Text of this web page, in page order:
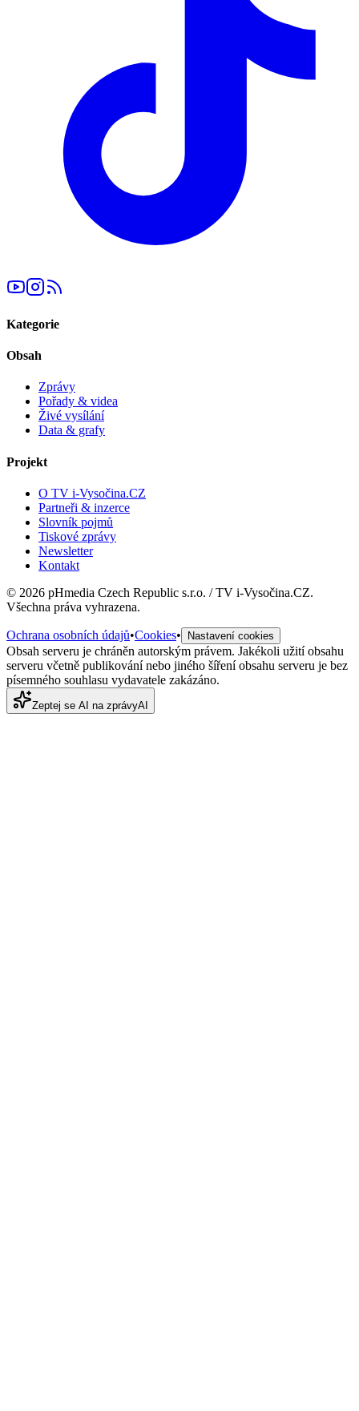
Kategorie
Obsah
Zprávy
Pořady & videa
Živé vysílání
Data & grafy
Projekt
O TV i-Vysočina.CZ
Partneři & inzerce
Slovník pojmů
Tiskové zprávy
Newsletter
Kontakt
© 2026 pHmedia Czech Republic s.r.o. / TV i-Vysočina.CZ.
Všechna práva vyhrazena.
Ochrana osobních údajů•Cookies• Nastavení cookies
Obsah serveru je chráněn autorským právem. Jakékoli užití obsahu
serveru včetně publikování nebo jiného šíření obsahu serveru je bez
písemného souhlasu vydavatele zakázáno.
Zeptej se AI na zprávyAI